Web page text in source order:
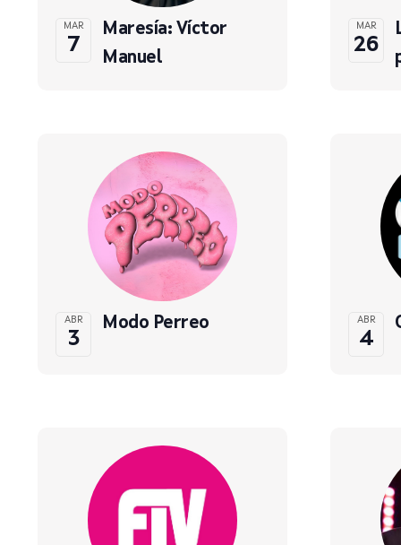
MAR
7
Maresía: Víctor
Manuel
MAR
26
ABR
3
Modo Perreo ABR
4